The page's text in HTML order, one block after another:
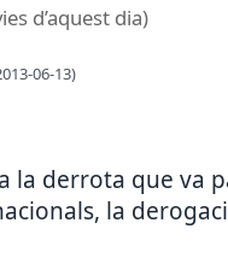
d’aquest dia)
06-13)
la derrota que va
la